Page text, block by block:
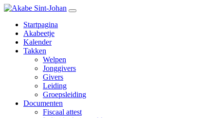
Startpagina
Akabeetje
Kalender
Takken
Welpen
Jonggivers
Givers
Leiding
Groepsleiding
Documenten
Fiscaal attest